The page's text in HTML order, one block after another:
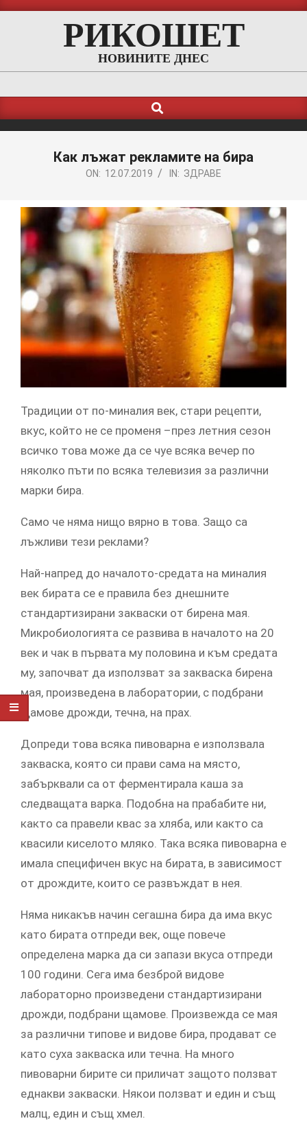
Skip
РИКОШЕТ
НОВИНИТЕ ДНЕС
Navigation
Search
Как лъжат рекламите на бира
ON: 12.07.2019 IN: ЗДРАВЕ
Традиции от по-миналия век, стари рецепти,
вкус, който не се променя –през летния сезон
всичко това може да се чуе всяка вечер по
няколко пъти по всяка телевизия за различни
марки бира.
Само че няма нищо вярно в това. Защо са
лъжливи тези реклами?
Най-напред до началото-средата на миналия
век бирата се е правила без днешните
стандартизирани закваски от бирена мая.
Микробиологията се развива в началото на 20
век и чак в първата му половина и към средата
му, започват да използват за закваска бирена
мая, произведена в лаборатории, с подбрани
щамове дрожди, течна, на прах.
Допреди това всяка пивоварна е използвала
закваска, която си прави сама на място,
забърквали са от ферментирала каша за
следващата варка. Подобна на прабабите ни,
както са правели квас за хляба, или както са
квасили киселото мляко. Така всяка пивоварна е
имала специфичен вкус на бирата, в зависимост
от дрождите, които се развъждат в нея.
Няма никакъв начин сегашна бира да има вкус
като бирата отпреди век, още повече
определена марка да си запази вкуса отпреди
100 години. Сега има безброй видове
лабораторно произведени стандартизирани
дрожди, подбрани щамове. Произвежда се мая
за различни типове и видове бира, продават се
като суха закваска или течна. На много
пивоварни бирите си приличат защото ползват
еднакви закваски. Някои ползват и един и същ
малц, един и същ хмел.